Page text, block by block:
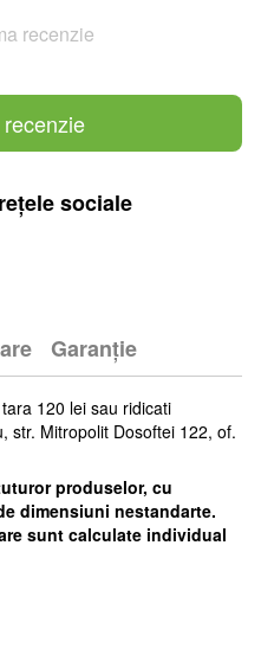
recenzie
sociale
Garanție
120 lei sau ridicati
str. Mitropolit Dosoftei 122, of.
produselor, cu
dimensiuni nestandarte.
sunt calculate individual